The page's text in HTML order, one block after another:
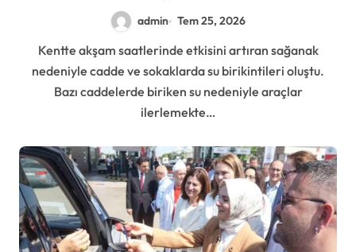
admin Tem 25, 2026
Kentte akşam saatlerinde etkisini artıran sağanak
nedeniyle cadde ve sokaklarda su birikintileri oluştu.
Bazı caddelerde biriken su nedeniyle araçlar
ilerlemekte…